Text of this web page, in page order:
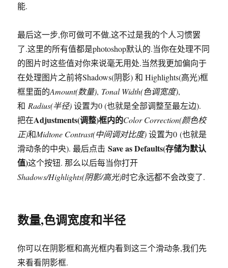
能.
最后这一步,你可做可不做,这不过是我的个人习惯罢
了.这里的所有值都是photoshop默认的.当你在处理不同
的图片时这些值对你来说毫无用处.当然我更加偏向于
在处理图片之前将Shadows(阴影) 和 Highlights(高光)框
框里面的Amount(数量), Tonal Width(色调宽度),
和 Radius(半径)设置为0 (也就是全部调整至最左边).
把在Adjustments(调整)框内的Color Correction(颜色校
正)和Midtone Contrast(中间调对比度)设置为0 (也就是
滑动条的中央). 最后点击Save as Defaults(存储为默认
值)这个按钮. 那么以后每当你打开
Shadows/Highlights(阴影/高光)时它永远都不会改变了.
数量,色调宽度和半径
你可以在阴影框和高光框内看到这三个滑动条,我们先
来看看阴影框.